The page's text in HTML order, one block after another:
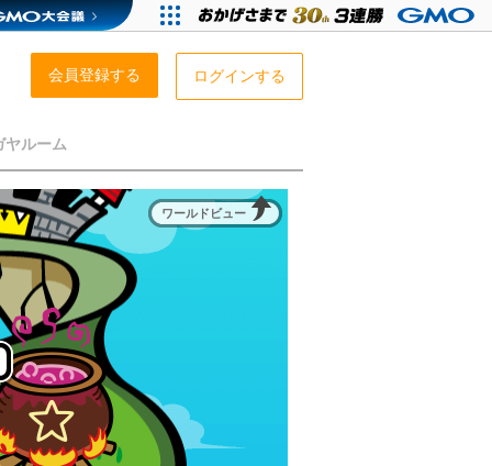
会員登録する ログインする
ヤルーム
ワールドビュー